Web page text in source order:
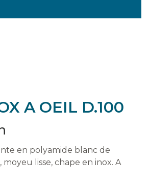
A OEIL D.100
en polyamide blanc de
lisse, chape en inox. A